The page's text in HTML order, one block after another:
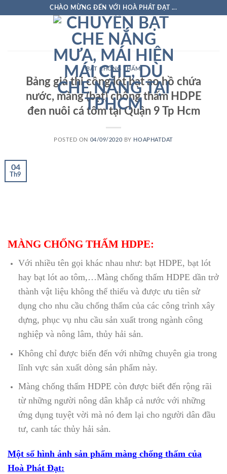
CHÀO MỪNG ĐẾN VỚI HOÀ PHÁT ĐẠT ...
BẠT CHỐNG THẤM
Bảng giá thi công lót bạt ao hồ chứa
nước, màng (bạt) chống thấm HDPE
đen nuôi cá tôm tại Quận 9 Tp Hcm
POSTED ON 04/09/2020 BY HOAPHATDAT
04
Th9
MÀNG CHỐNG THẤM HDPE:
Với nhiều tên gọi khác nhau như: bạt HDPE, bạt lót
hay bạt lót ao tôm,…Màng chống thấm HDPE dần trở
thành vật liệu không thể thiếu và được ưu tiên sử
dụng cho nhu cầu chống thấm của các công trình xây
dựng, phục vụ nhu cầu sản xuất trong ngành công
nghiệp và nông lâm, thủy hải sản.
Không chỉ được biến đến với những chuyên gia trong
lĩnh vực sản xuất dòng sản phẩm này.
Màng chống thấm HDPE còn được biết đến rộng rãi
từ những người nông dân khắp cả nước với những
ứng dụng tuyệt vời mà nó đem lại cho người dân đầu
tư, canh tác thủy hải sản.
Một số hình ảnh sản phẩm màng chống thấm của
Hoà Phát Đạt: